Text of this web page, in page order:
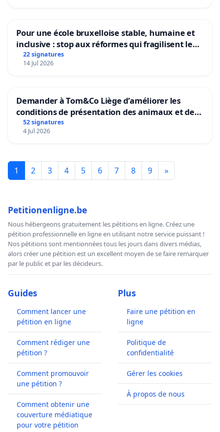
Pour une école bruxelloise stable, humaine et
inclusive : stop aux réformes qui fragilisent le
primaire
22 signatures
14 Jul 2026
Demander à Tom&Co Liège d’améliorer les
conditions de présentation des animaux et de
mettre fin à la vente d’animaux en magasin
52 signatures
4 Jul 2026
1 2 3 4 5 6 7 8 9 »
Petitionenligne.be
Nous hébergeons gratuitement les pétitions en ligne. Créez une
pétition professionnelle en ligne en utilisant notre service puissant !
Nos pétitions sont mentionnées tous les jours dans divers médias,
alors créer une pétition est un excellent moyen de se faire remarquer
par le public et par les décideurs.
Guides
Comment lancer une
pétition en ligne
Comment rédiger une
pétition ?
Comment promouvoir
une pétition ?
Comment obtenir une
couverture médiatique
pour votre pétition
Plus
Faire une pétition en
ligne
Politique de
confidentialité
Gérer les cookies
À propos de nous